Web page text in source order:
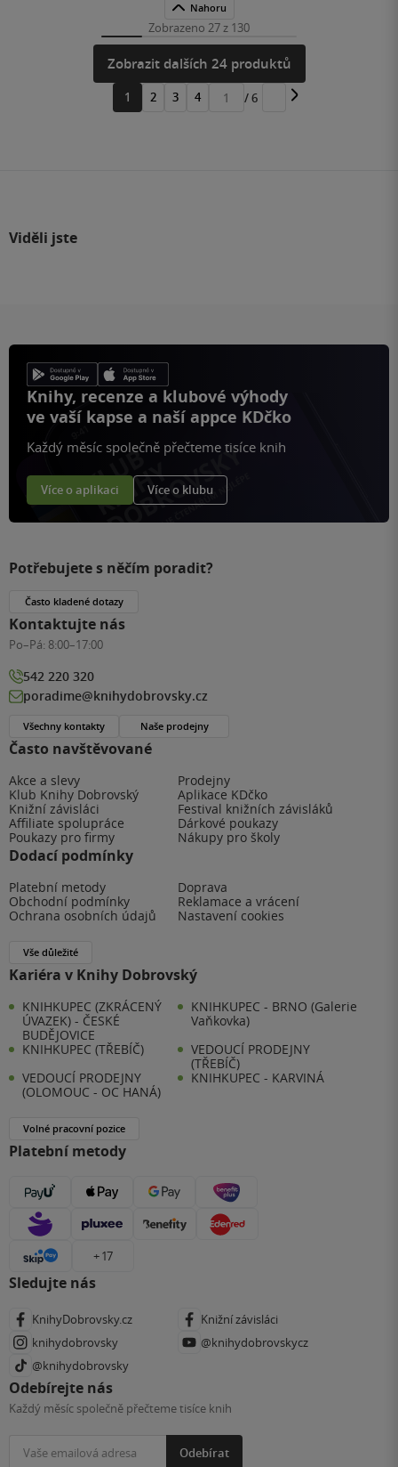
Nahoru
Zobrazeno 27 z 130
Zobrazit dalších 24 produktů
1 2 3 4
Přejít
/ 6
Viděli jste
Knihy, recenze a klubové výhody
ve vaší kapse a naší appce KDčko
Každý měsíc společně přečteme tisíce knih
Více o aplikaci Více o klubu
Často navštěvované
Akce a slevy
Prodejny
Klub Knihy Dobrovský
Aplikace KDčko
Knižní závisláci
Festival knižních závisláků
Affiliate spolupráce
Dárkové poukazy
Poukazy pro firmy
Nákupy pro školy
Dodací podmínky
Platební metody
Doprava
Obchodní podmínky
Reklamace a vrácení
Ochrana osobních údajů
Nastavení cookies
Vše důležité
Kariéra v Knihy Dobrovský
KNIHKUPEC (ZKRÁCENÝ
ÚVAZEK) - ČESKÉ
BUDĚJOVICE
KNIHKUPEC - BRNO (Galerie
Vaňkovka)
KNIHKUPEC (TŘEBÍČ)
VEDOUCÍ PRODEJNY
(TŘEBÍČ)
VEDOUCÍ PRODEJNY
(OLOMOUC - OC HANÁ)
KNIHKUPEC - KARVINÁ
Volné pracovní pozice
Platební metody
+ 17
Sledujte nás
KnihyDobrovsky.cz
Knižní závisláci
knihydobrovsky
@knihydobrovskycz
@knihydobrovsky
Odebírejte nás
Každý měsíc společně přečteme tisíce knih
Odebírat
Potřebujete s něčím poradit?
Často kladené dotazy
Kontaktujte nás
Po–Pá: 8:00–17:00
542 220 320
poradime@knihydobrovsky.cz
Všechny kontakty Naše prodejny